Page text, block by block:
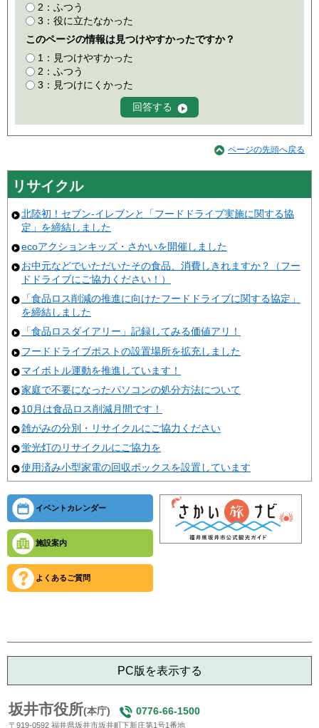
2：ふつう
3：役に立たなかった
このページの情報は見つけやすかったですか？
1：見つけやすかった
2：ふつう
3：見つけにくかった
ページの先頭へ戻る
リサイクル
北陸初！セブン-イレブンと「フードドライブ実施に関する協
定」を締結しました
ecoアクションキッズ・さかいを開催しました
お中元などでいただいたその食品、消費しきれますか？（フー
ドドライブにご協力ください！）
「食品ロス削減の推進に向けたフードドライブに関する協定」
を締結しました
「食品ロスダイアリー」記録してみる価値アリ！
フードドライブポストの設置場所を拡充しました
マイボトル運動を推進しています！
家庭で不要になったパソコンの処分方法について
10月は食品ロス削減月間です！
雑がみの分別・リサイクルにご協力ください
蛍光灯のリサイクルにご協力を
使用済み小型家電の回収ボックスを設置しています
イベントカレンダー
施設案内
よくあるご質問
PC版を表示する
坂井市役所(本庁) 0776-66-1500
〒919-0592 福井県坂井市坂井町下新庄第1号1番地